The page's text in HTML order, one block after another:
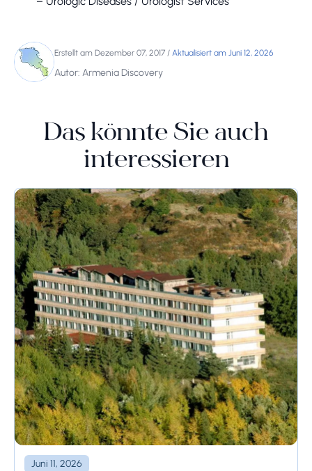
Erstellt am Dezember 07, 2017 / Aktualisiert am Juni 12, 2026
Autor: Armenia Discovery
Das könnte Sie auch
interessieren
Juni 11, 2026